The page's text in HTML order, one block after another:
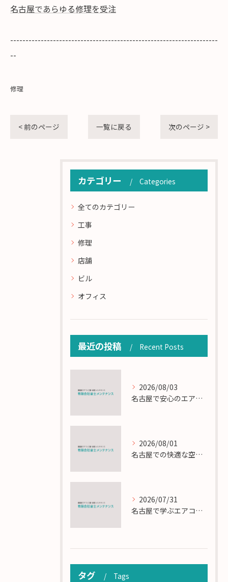
名古屋であらゆる修理を受注
--------------------------------------------------------------------
--
修理
< 前のページ 一覧に戻る 次のページ >
カテゴリー Categories
全てのカテゴリー
工事
修理
店舗
ビル
オフィス
最近の投稿 Recent Posts
2026/08/03
名古屋で安心のエアコン工事と定期メンテナンスの重要性
2026/08/01
名古屋での快適な空調を実現するエアコンサービスの技術
2026/07/31
名古屋で学ぶエアコン設置とメンテの匠の技
タグ Tags